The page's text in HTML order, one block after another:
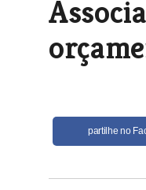
partilhe no